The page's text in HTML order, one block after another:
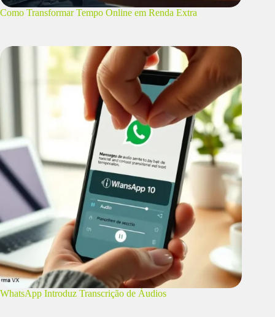
Como Transformar Tempo Online em Renda Extra
WhatsApp Introduz Transcrição de Áudios